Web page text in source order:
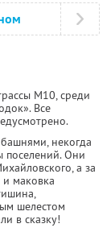
М10, среди
Все
некогда
поселений. Они
а за
маковка
шелестом
в сказку!